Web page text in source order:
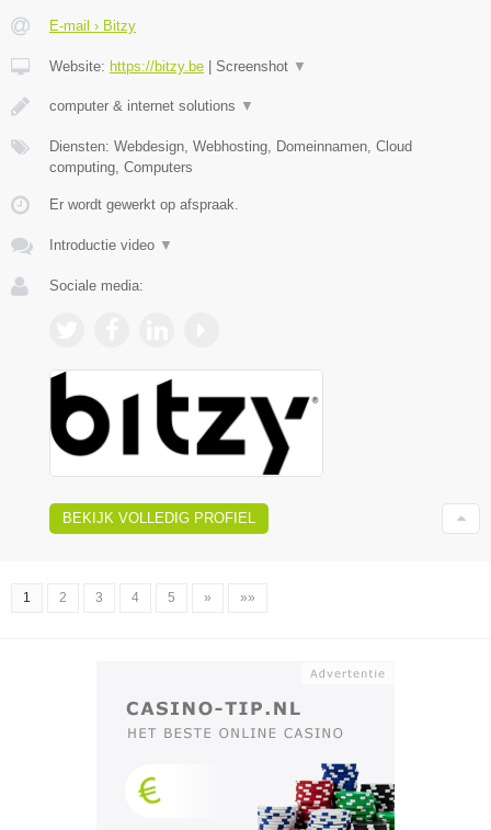
E-mail › Bitzy
Website: https://bitzy.be | Screenshot ▼
computer & internet solutions ▼
Diensten: Webdesign, Webhosting, Domeinnamen, Cloud
computing, Computers
Er wordt gewerkt op afspraak.
Introductie video ▼
Sociale media:
BEKIJK VOLLEDIG PROFIEL
1 2 3 4 5 » »»